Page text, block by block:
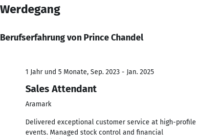
Werdegang
Berufserfahrung von Prince Chandel
1 Jahr und 5 Monate, Sep. 2023 - Jan. 2025
Sales Attendant
Aramark
Delivered exceptional customer service at high-profile
events. Managed stock control and financial